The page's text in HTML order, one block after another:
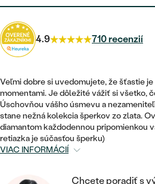
ETERNITY
VINTAGE
NETRADIČNÉ
VINTAGE
SET ZÁSNUBNÉHO
NETRADIČNÉ
ZOSTAVTE SI PRSTEŇ
PODĽA TYPU
NÁUŠNICE
PRSTENE
PRÍVESKY
NÁRAMKY
SETY
PÁNSKE ŠPERKY
NAPICHOVACIE
KRUHOVÉ
MINIMALISTICKÉ
VISIACE
SOLITÉR
PODĽA ŠTÝLU
SOLITÉR
NARODENIE DIEŤAŤA
PERSONALIZOVANÉ
SO ZNAMENÍM
MINIMALISTICKÉ
ZLATÉ
STRIEBORNÉ
PODĽA ŠTÝLU
ETERNITY
MINIMALISTICKÉ
4.9 710 recenzií
Veľmi dobre si uvedomujete, že šťastie
momentami. Je dôležité vážiť si všetko,
Úschovňou vášho úsmevu a
stane nežná kolekcia šperkov zo zlata.
diamantom každodennou pripomienkou
retiazka je súčasťou šperku)
VIAC INFORMÁCIÍ
Chcete poradiť s